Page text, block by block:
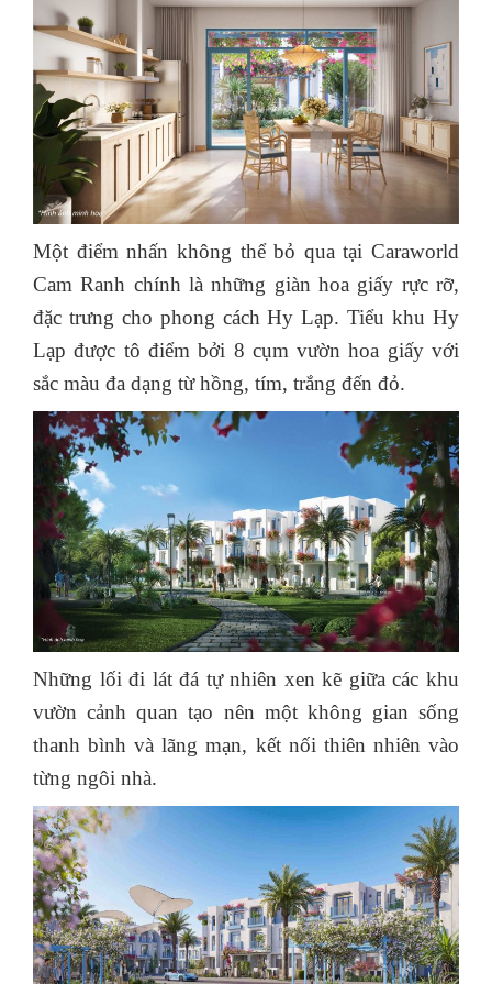
Một điểm nhấn không thể bỏ qua tại Caraworld
Cam Ranh chính là những giàn hoa giấy rực rỡ,
đặc trưng cho phong cách Hy Lạp. Tiểu khu Hy
Lạp được tô điểm bởi 8 cụm vườn hoa giấy với
sắc màu đa dạng từ hồng, tím, trắng đến đỏ.
Những lối đi lát đá tự nhiên xen kẽ giữa các khu
vườn cảnh quan tạo nên một không gian sống
thanh bình và lãng mạn, kết nối thiên nhiên vào
từng ngôi nhà.